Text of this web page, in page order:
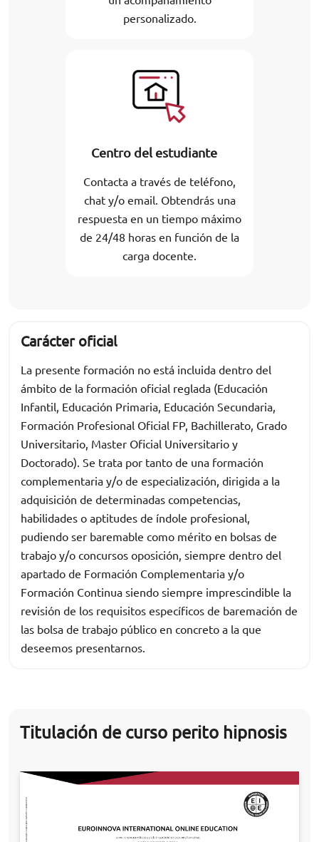
personalizado.
Centro del estudiante
Contacta a través de teléfono,
chat y/o email. Obtendrás una
respuesta en un tiempo máximo
de 24/48 horas en función de la
carga docente.
Carácter oficial
La presente formación no está incluida dentro del
ámbito de la formación oficial reglada (Educación
Infantil, Educación Primaria, Educación Secundaria,
Formación Profesional Oficial FP, Bachillerato, Grado
Universitario, Master Oficial Universitario y
Doctorado). Se trata por tanto de una formación
complementaria y/o de especialización, dirigida a la
adquisición de determinadas competencias,
habilidades o aptitudes de índole profesional,
pudiendo ser baremable como mérito en bolsas de
trabajo y/o concursos oposición, siempre dentro del
apartado de Formación Complementaria y/o
Formación Continua siendo siempre imprescindible la
revisión de los requisitos específicos de baremación de
las bolsa de trabajo público en concreto a la que
deseemos presentarnos.
Titulación de curso perito hipnosis